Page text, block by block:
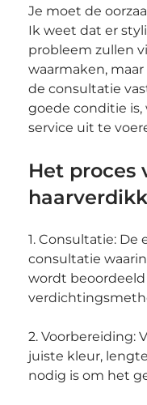
Je moet de
Ik weet dat er
probleem zullen
waarmaken,
de consultatie
goede conditie
service uit te
Het proces
1. Consultatie: De
consultatie
wordt
2. Voorbereiding:
juiste kleur,
nodig is om het